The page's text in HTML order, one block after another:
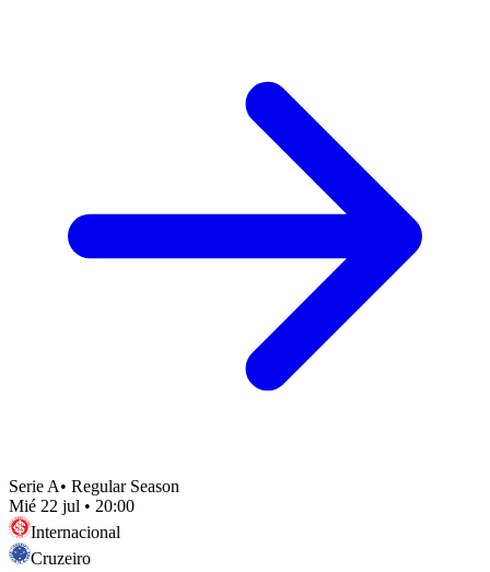
Serie A• Regular Season
Mié 22 jul • 20:00
Internacional
Cruzeiro